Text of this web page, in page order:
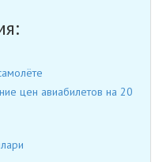
цен авиабилетов на 20